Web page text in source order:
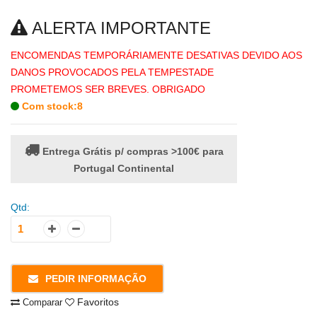
ALERTA IMPORTANTE
ENCOMENDAS TEMPORÁRIAMENTE DESATIVAS DEVIDO AOS
DANOS PROVOCADOS PELA TEMPESTADE
PROMETEMOS SER BREVES. OBRIGADO
Com stock:8
Entrega Grátis p/ compras >100€ para
Portugal Continental
Qtd:
PEDIR INFORMAÇÃO
Comparar Favoritos